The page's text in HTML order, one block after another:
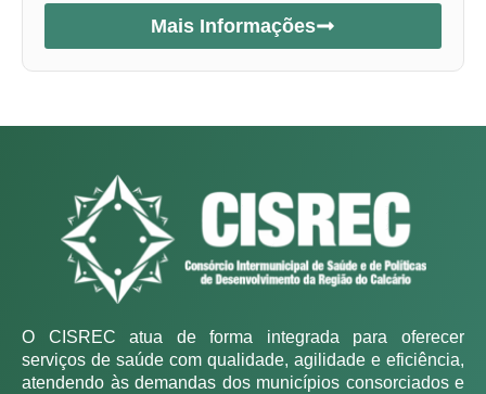
Mais Informações
O CISREC atua de forma integrada para oferecer
serviços de saúde com qualidade, agilidade e eficiência,
atendendo às demandas dos municípios consorciados e